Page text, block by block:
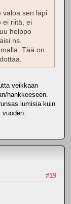
valoa sen läpi
ei riitä, ei
helppo
ns.
Tää on
veikkaan
hankkeeseen.
lumisia kuin
#19